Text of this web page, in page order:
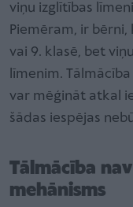
viņu izglītības
Piemēram, ir
vai 9. klasē, bet
līmenim.
var mēģināt atkal
šādas iespējas
Tālmācība
mehānisms